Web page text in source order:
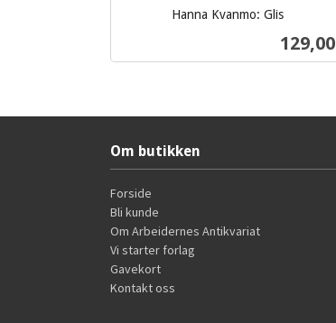
Hanna Kvanmo: Glis
Pris
129,00
Om butikken
Forside
Bli kunde
Om Arbeidernes Antikvariat
Vi starter forlag
Gavekort
Kontakt oss